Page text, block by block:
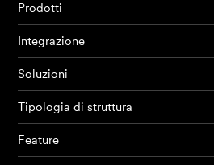
Prodotti
Integrazione
Soluzioni
Tipologia di struttura
Feature